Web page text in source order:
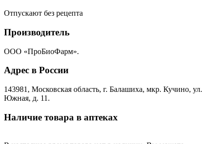
Отпускают без рецепта
Производитель
ООО «ПроБиоФарм».
Адрес в России
143981, Московская область, г. Балашиха, мкр. Кучино, ул.
Южная, д. 11.
Наличие товара в аптеках